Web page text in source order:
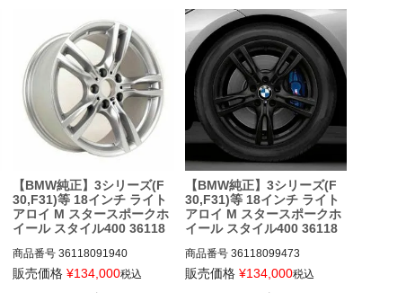
【BMW純正】3シリーズ(F
30,F31)等 18インチ ライト
アロイ M スタースポークホ
イール スタイル400 36118
商品番号 36118091940
36118091940
販売価格 ¥134,000税込
【BMW純正】3シリーズ(F
30,F31)等 18インチ ライト
アロイ M スタースポークホ
イール スタイル400 36118
商品番号 36118099473
36118099473
販売価格 ¥134,000税込